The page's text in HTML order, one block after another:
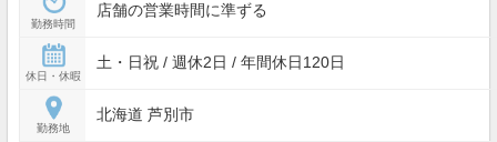
勤務時間
店舗の営業時間に準ずる
休日・休暇
土・日祝 / 週休2日 / 年間休日120日
勤務地
北海道 芦別市